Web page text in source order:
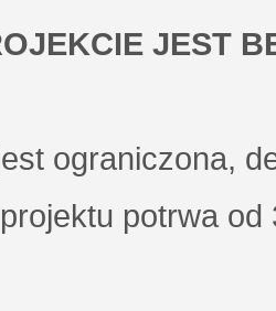
JEST
ograniczona,
potrwa